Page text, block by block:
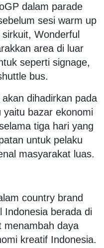
dalam parade
sesi warm up
Wonderful
area di luar
seperti signage,
bus.
dihadirkan pada
bazar ekonomi
tiga hari yang
untuk pelaku
masyarakat luas.
country brand
Indonesia berada di
menambah daya
kreatif Indonesia.